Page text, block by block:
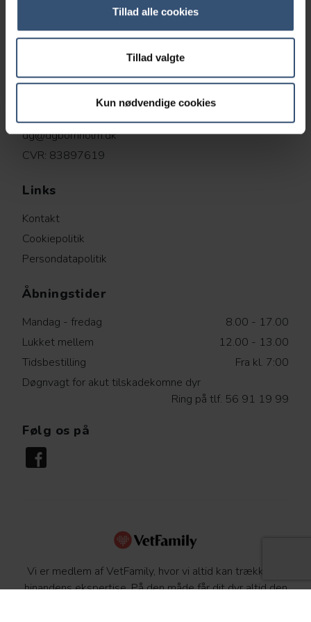
Tillad alle cookies
Tillad valgte
Kun nødvendige cookies
Sagavej 4, 3700 Rønne
dg@dgbornholm.dk
CVR: 83897619
Links
Kontakt
Cookiepolitik
Persondatapolitik
Åbningstider
Mandag - fredag
8.00 - 17.00
Lukket mellem
12.00 - 13.00
Tidsbestilling
Fra kl. 7:00
Døgnvagt for akut tilskadekomne dyr
Ring på tlf. 56 91 19 99
Følg os på
Vi er medlem af VetFamily, hvor vi altid kan trække på
hinandens ekspertise. På den måde får dit dyr altid den